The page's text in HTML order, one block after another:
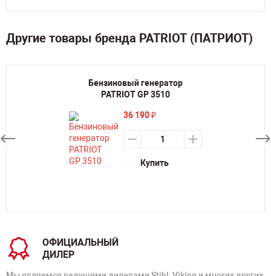
Другие товары бренда PATRIOT (ПАТРИОТ)
Бензиновый генератор
PATRIOT GP 3510
36 190₽
Купить
ОФИЦИАЛЬНЫЙ
ДИЛЕР